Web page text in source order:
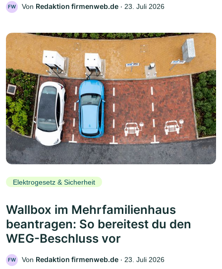
FW Von Redaktion firmenweb.de ‧ 23. Juli 2026
Elektrogesetz & Sicherheit
Wallbox im Mehrfamilienhaus
beantragen: So bereitest du den
WEG-Beschluss vor
FW Von Redaktion firmenweb.de ‧ 23. Juli 2026